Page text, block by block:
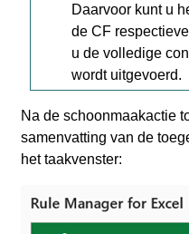
Daarvoor kunt u
de CF
u de volledige
wordt uitgevoerd.
Na de schoonmaakactie
samenvatting van de
het taakvenster: